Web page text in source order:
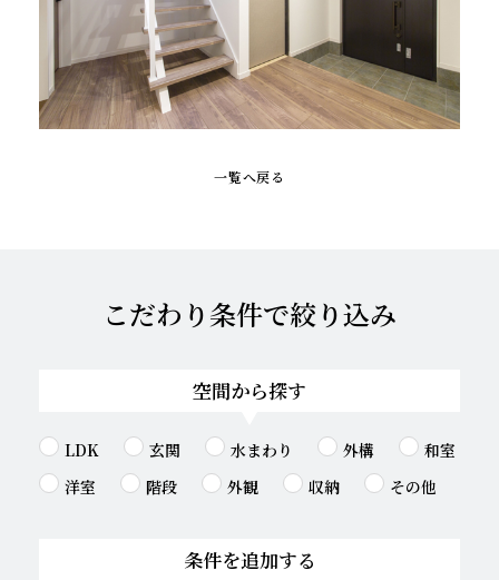
一覧へ戻る
こだわり条件で絞り込み
空間から探す
LDK 玄関 水まわり 外構
和室
洋室
階段 外観 収納 その他
条件を追加する